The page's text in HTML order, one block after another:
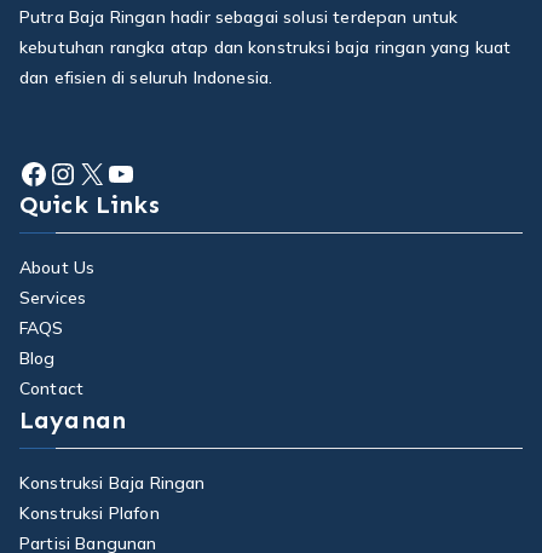
Putra Baja Ringan hadir sebagai solusi terdepan untuk
kebutuhan rangka atap dan konstruksi baja ringan yang kuat
dan efisien di seluruh Indonesia.
Facebook
Instagram
X YouTube
Quick Links
About Us
Services
FAQS
Blog
Contact
Layanan
Konstruksi Baja Ringan
Konstruksi Plafon
Partisi Bangunan